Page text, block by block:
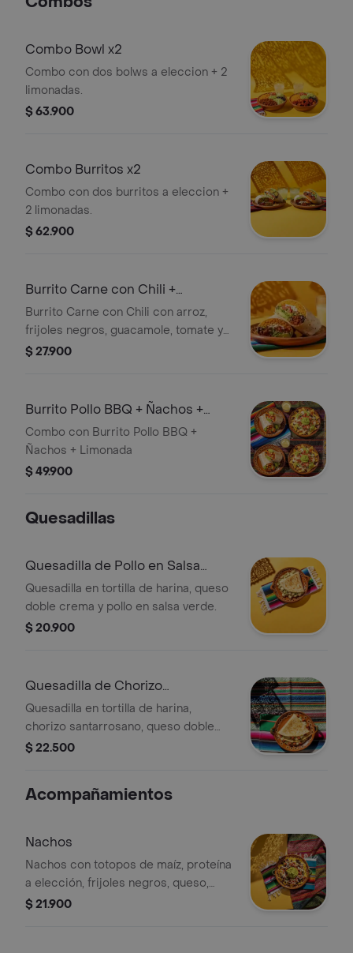
Combo Bowl x2
Combo con dos bolws a eleccion + 2
limonadas.
$ 63.900
Combo Burritos x2
Combo con dos burritos a eleccion +
2 limonadas.
$ 62.900
Burrito Carne con Chili +
Limonada
Burrito Carne con Chili con arroz,
frijoles negros, guacamole, tomate y
queso. Incluye limonada.
$ 27.900
Burrito Pollo BBQ + Ñachos +
Limonada
Combo con Burrito Pollo BBQ +
Ñachos + Limonada
$ 49.900
Quesadillas
Quesadilla de Pollo en Salsa
Verde
Quesadilla en tortilla de harina, queso
doble crema y pollo en salsa verde.
$ 20.900
Quesadilla de Chorizo
Santarrossano
Quesadilla en tortilla de harina,
chorizo santarrosano, queso doble
crema y salsa verde.
$ 22.500
Acompañamientos
Nachos
Nachos con totopos de maíz, proteína
a elección, frijoles negros, queso,
guacamole y pico de gallo.
$ 21.900